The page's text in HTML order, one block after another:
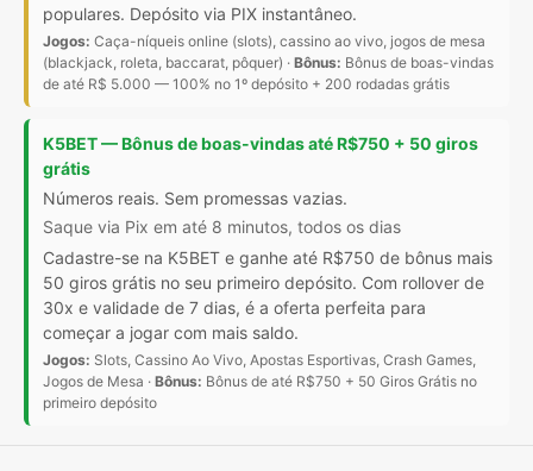
populares. Depósito via PIX instantâneo.
Jogos: Caça-níqueis online (slots), cassino ao vivo, jogos de mesa
(blackjack, roleta, baccarat, pôquer) · Bônus: Bônus de boas-vindas
de até R$ 5.000 — 100% no 1º depósito + 200 rodadas grátis
K5BET — Bônus de boas-vindas até R$750 + 50 giros
grátis
Números reais. Sem promessas vazias.
Saque via Pix em até 8 minutos, todos os dias
Cadastre-se na K5BET e ganhe até R$750 de bônus mais
50 giros grátis no seu primeiro depósito. Com rollover de
30x e validade de 7 dias, é a oferta perfeita para
começar a jogar com mais saldo.
Jogos: Slots, Cassino Ao Vivo, Apostas Esportivas, Crash Games,
Jogos de Mesa · Bônus: Bônus de até R$750 + 50 Giros Grátis no
primeiro depósito